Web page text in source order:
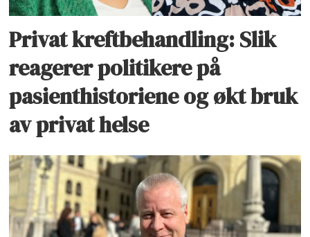
Privat kreftbehandling: Slik
reagerer politikere på
pasienthistoriene og økt bruk
av privat helse